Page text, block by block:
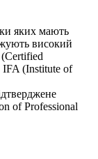
яких мають
високий
(Certified
IFA (Institute of
of Professional